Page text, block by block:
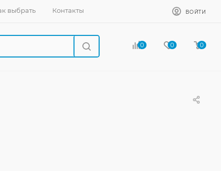
выбрать Контакты ВОЙТИ
0 0 0